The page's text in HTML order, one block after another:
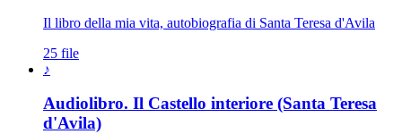
Il libro della mia vita, autobiografia di Santa Teresa d'Avila
25 file
♪
Audiolibro. Il Castello interiore (Santa Teresa
d'Avila)